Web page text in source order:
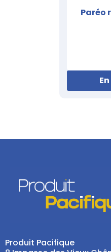
Paréo
Produit Pacifique